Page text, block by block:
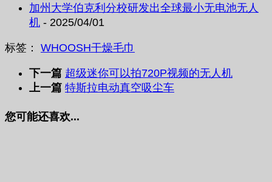
加州大学伯克利分校研发出全球最小无电池无人
机 - 2025/04/01
标签： WHOOSH干燥毛巾
下一篇 超级迷你可以拍720P视频的无人机
上一篇 特斯拉电动真空吸尘车
您可能还喜欢...